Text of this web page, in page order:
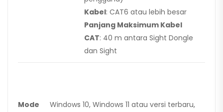
Kabel: CAT6 atau lebih besar
Panjang Maksimum Kabel
CAT: 40 m antara Sight Dongle
dan Sight
Mode
Windows 10, Windows 11 atau versi terbaru,